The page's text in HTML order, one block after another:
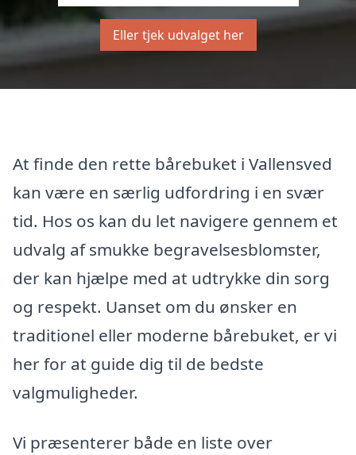
Eller tjek udvalget her
At finde den rette bårebuket i Vallensved
kan være en særlig udfordring i en svær
tid. Hos os kan du let navigere gennem et
udvalg af smukke begravelsesblomster,
der kan hjælpe med at udtrykke din sorg
og respekt. Uanset om du ønsker en
traditionel eller moderne bårebuket, er vi
her for at guide dig til de bedste
valgmuligheder.
Vi præsenterer både en liste over